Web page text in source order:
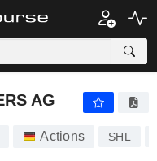
AG
Actions SHL